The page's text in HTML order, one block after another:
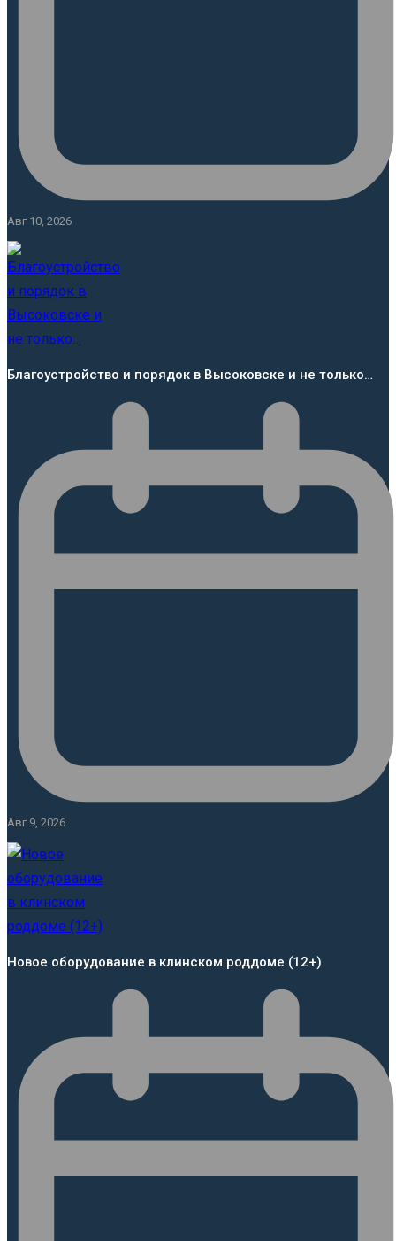
Авг 10, 2026
Благоустройство и порядок в Высоковске и не только…
Авг 9, 2026
Новое оборудование в клинском роддоме (12+)